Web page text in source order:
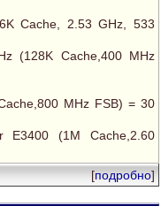
Cache, 2.53 GHz, 533
(128K Cache,400 MHz
MHz FSB) = 30
E3400 (1M Cache,2.60
[подробно]